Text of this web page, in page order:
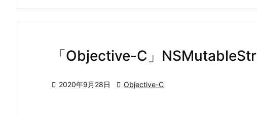
「Objective-C」
 2020年9月28日  Objective-C